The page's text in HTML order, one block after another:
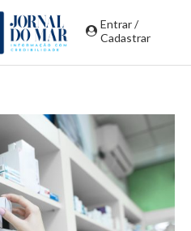
Entrar /
Cadastrar